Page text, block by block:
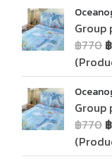
Group
฿770
Group
฿770